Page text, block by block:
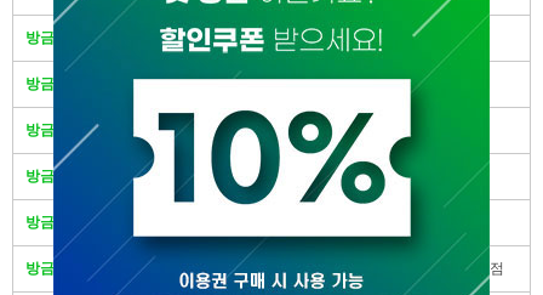
방금전 식료품 - 제로초****계역점
방금전 건물.구축물해체공사 - 센스**철거
방금전 예술품.골동품 -
방금전 목욕.찜질 쑥이사***엔자임
방금전
방금전 화장품.향수 세이키세****** 서울점